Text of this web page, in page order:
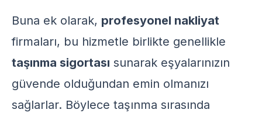
Buna ek olarak, profesyonel nakliyat
firmaları, bu hizmetle birlikte genellikle
taşınma sigortası sunarak eşyalarınızın
güvende olduğundan emin olmanızı
sağlarlar. Böylece taşınma sırasında